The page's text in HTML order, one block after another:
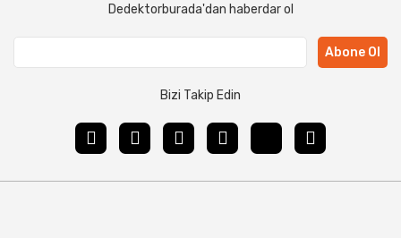
Dedektorburada'dan haberdar ol
Abone Ol
Bizi Takip Edin